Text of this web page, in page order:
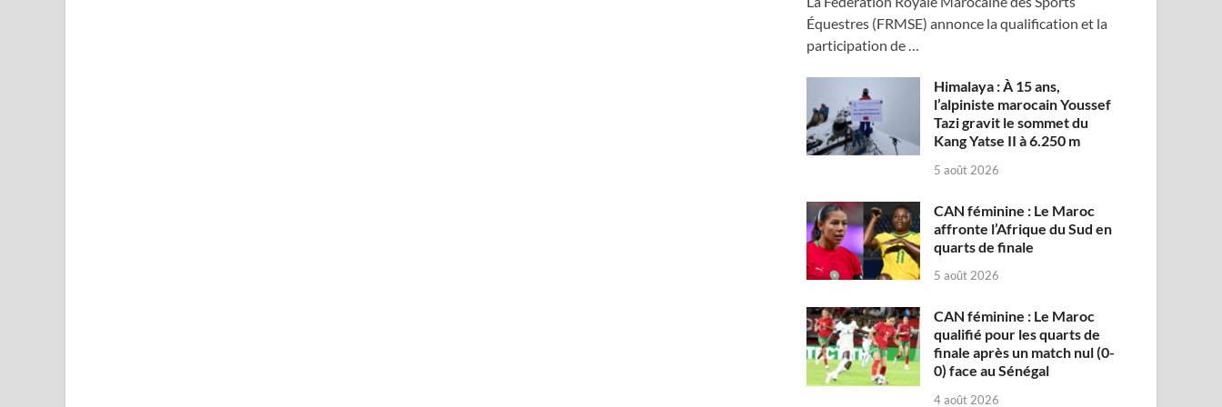
Équestres (FRMSE) annonce la qualification et la
participation de …
Himalaya : À 15 ans,
l’alpiniste marocain Youssef
Tazi gravit le sommet du
Kang Yatse II à 6.250 m
5 août 2026
CAN féminine : Le Maroc
affronte l’Afrique du Sud en
quarts de finale
5 août 2026
CAN féminine : Le Maroc
qualifié pour les quarts de
finale après un match nul (0-
0) face au Sénégal
4 août 2026